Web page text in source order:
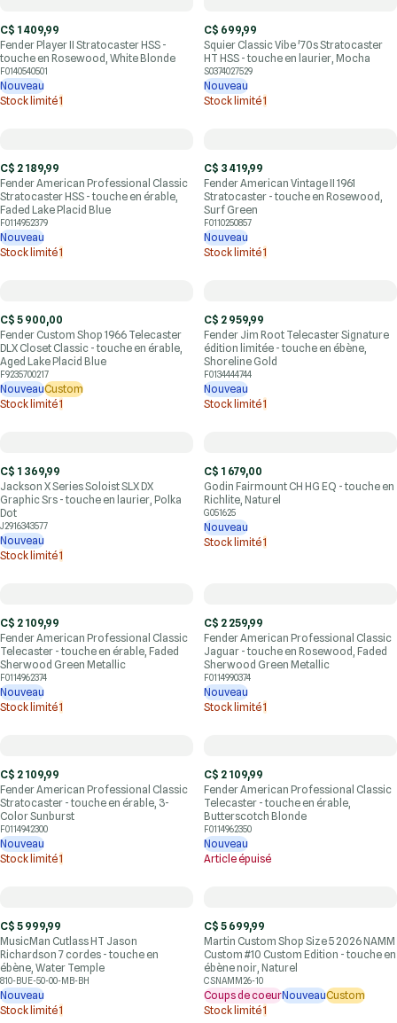
C$ 1 409,99
Fender Player II Stratocaster HSS -
touche en Rosewood, White Blonde
F0140540501
Nouveau
Stock limité1
C$ 699,99
Squier Classic Vibe '70s Stratocaster
HT HSS - touche en laurier, Mocha
S0374027529
Nouveau
Stock limité1
C$ 2 189,99
Fender American Professional Classic
Stratocaster HSS - touche en érable,
Faded Lake Placid Blue
F0114952379
Nouveau
Stock limité1
C$ 3 419,99
Fender American Vintage II 1961
Stratocaster - touche en Rosewood,
Surf Green
F0110250857
Nouveau
Stock limité1
C$ 5 900,00
Fender Custom Shop 1966 Telecaster
DLX Closet Classic - touche en érable,
Aged Lake Placid Blue
F9235700217
NouveauCustom
Stock limité1
C$ 2 959,99
Fender Jim Root Telecaster Signature
édition limitée - touche en ébène,
Shoreline Gold
F0134444744
Nouveau
Stock limité1
C$ 1 369,99
Jackson X Series Soloist SLX DX
Graphic Srs - touche en laurier, Polka
Dot
J2916343577
Nouveau
Stock limité1
C$ 1 679,00
Godin Fairmount CH HG EQ - touche en
Richlite, Naturel
G051625
Nouveau
Stock limité1
C$ 2 109,99
Fender American Professional Classic
Telecaster - touche en érable, Faded
Sherwood Green Metallic
F0114962374
Nouveau
Stock limité1
C$ 2 259,99
Fender American Professional Classic
Jaguar - touche en Rosewood, Faded
Sherwood Green Metallic
F0114990374
Nouveau
Stock limité1
C$ 2 109,99
Fender American Professional Classic
Stratocaster - touche en érable, 3-
Color Sunburst
F0114942300
Nouveau
Stock limité1
C$ 2 109,99
Fender American Professional Classic
Telecaster - touche en érable,
Butterscotch Blonde
F0114962350
Nouveau
Article épuisé
C$ 5 999,99
MusicMan Cutlass HT Jason
Richardson 7 cordes - touche en
ébène, Water Temple
810-BUE-50-00-MB-BH
Nouveau
Stock limité1
C$ 5 699,99
Martin Custom Shop Size 5 2026 NAMM
Custom #10 Custom Edition - touche en
ébène noir, Naturel
CSNAMM26-10
Coups de coeurNouveauCustom
Stock limité1